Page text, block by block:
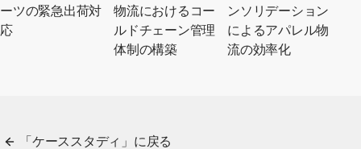
ーツの緊急出荷対
応
物流におけるコー
ルドチェーン管理
体制の構築
ンソリデーション
によるアパレル物
流の効率化
「ケーススタディ」に戻る